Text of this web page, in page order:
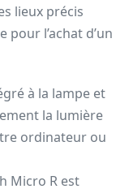
lieux précis
pour l’achat d’un
à la lampe et
la lumière
ordinateur ou
Micro R est